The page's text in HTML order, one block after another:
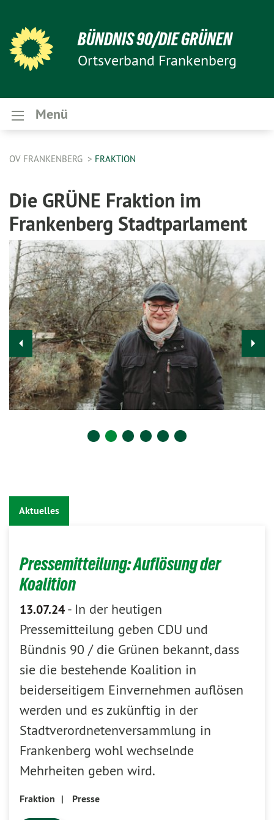
BÜNDNIS 90/DIE GRÜNEN
Ortsverband Frankenberg
Menü
OV FRANKENBERG FRAKTION
Die GRÜNE Fraktion im
Frankenberg Stadtparlament
Aktuelles
Pressemitteilung: Auflösung der
Koalition
13.07.24- In der heutigen
Pressemitteilung geben CDU und
Bündnis 90 / die Grünen bekannt, dass
sie die bestehende Koalition in
beiderseitigem Einvernehmen auflösen
werden und es zukünftig in der
Stadtverordnetenversammlung in
Frankenberg wohl wechselnde
Mehrheiten geben wird.
Fraktion | Presse